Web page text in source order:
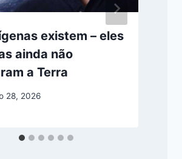
existem – eles
ainda não
a Terra
28, 2026